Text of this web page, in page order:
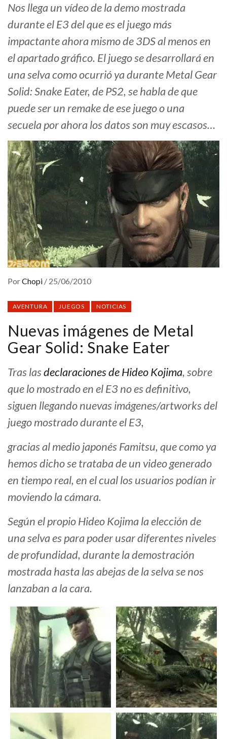
Nos llega un vídeo de la demo mostrada
durante el E3 del que es el juego más
impactante ahora mismo de 3DS al menos en
el apartado gráfico. El juego se desarrollará en
una selva como ocurrió ya durante Metal Gear
Solid: Snake Eater, de PS2, se habla de que
puede ser un remake de ese juego o una
secuela por ahora los datos son muy escasos…
PorChopi / 25/06/2010
AVENTURA JUEGOS NOTICIAS
Nuevas imágenes de Metal
Gear Solid: Snake Eater
Tras lasdeclaraciones de Hideo Kojima, sobre
que lo mostrado en el E3 no es definitivo,
siguen llegando nuevas imágenes/artworks del
juego mostrado durante el E3,
gracias al medio japonés Famitsu, que como ya
hemos dicho se trataba de un video generado
en tiempo real, en el cual los usuarios podían ir
moviendo la cámara.
Según el propio Hideo Kojima la elección de
una selva es para poder usar diferentes niveles
de profundidad, durante la demostración
mostrada hasta las abejas de la selva se nos
lanzaban a la cara.